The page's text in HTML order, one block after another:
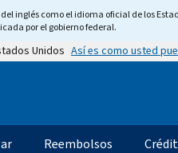
inglés como el idioma oficial de los
por el gobierno federal.
Unidos Así es como usted
Reembolsos